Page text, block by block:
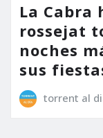
La
rossejat
noches
sus
torrent al